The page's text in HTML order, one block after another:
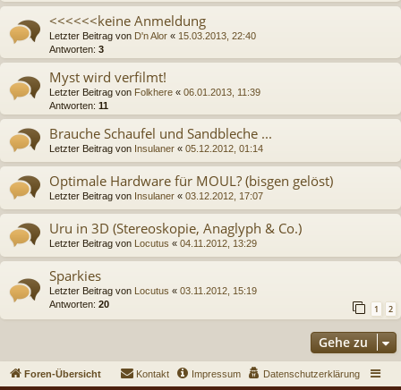
<<<<<<keine Anmeldung
Letzter Beitrag von D'n Alor « 15.03.2013, 22:40
Antworten: 3
Myst wird verfilmt!
Letzter Beitrag von Folkhere « 06.01.2013, 11:39
Antworten: 11
Brauche Schaufel und Sandbleche ...
Letzter Beitrag von Insulaner « 05.12.2012, 01:14
Optimale Hardware für MOUL? (bisgen gelöst)
Letzter Beitrag von Insulaner « 03.12.2012, 17:07
Uru in 3D (Stereoskopie, Anaglyph & Co.)
Letzter Beitrag von Locutus « 04.11.2012, 13:29
Sparkies
Letzter Beitrag von Locutus « 03.11.2012, 15:19
Antworten: 20 1 2
Gehe zu
Foren-Übersicht Datenschutzerklärung
Impressum
Kontakt